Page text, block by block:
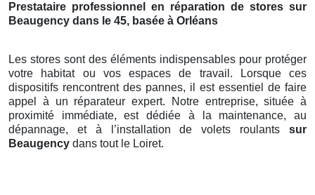
Prestataire professionnel en réparation de stores sur
Beaugency dans le 45, basée à Orléans
Les stores sont des éléments indispensables pour protéger
votre habitat ou vos espaces de travail. Lorsque ces
dispositifs rencontrent des pannes, il est essentiel de faire
appel à un réparateur expert. Notre entreprise, située à
proximité immédiate, est dédiée à la maintenance, au
dépannage, et à l’installation de volets roulants sur
Beaugency dans tout le Loiret.